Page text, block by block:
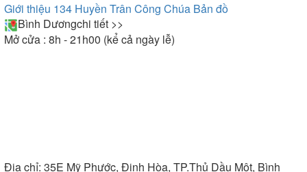
Giới thiệu 134 Huyền Trân Công Chúa Bản đồ
Bình Dươngchi tiết >>
Mở cửa : 8h - 21h00 (kể cả ngày lễ)
Địa chỉ: 35E Mỹ Phước, Định Hòa, TP.Thủ Dầu Một, Bình